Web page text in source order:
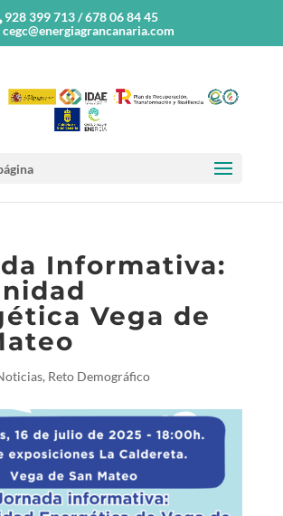
928 399 713 / 678 06 84 45
cegc@energiagrancanaria.com
Informativa:
Vega de
, Reto Demográfico